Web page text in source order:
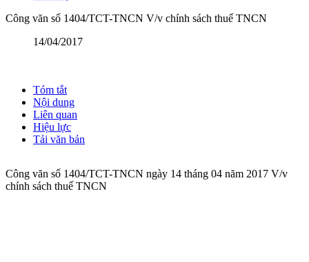
Công văn số 1404/TCT-TNCN V/v chính sách thuế TNCN
14/04/2017
Tóm tắt
Nội dung
Liên quan
Hiệu lực
Tải văn bản
Công văn số 1404/TCT-TNCN ngày 14 tháng 04 năm 2017 V/v
chính sách thuế TNCN